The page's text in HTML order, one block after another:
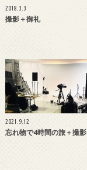
2018.3.3
撮影＋御礼
2021.9.12
忘れ物で4時間の旅＋撮影